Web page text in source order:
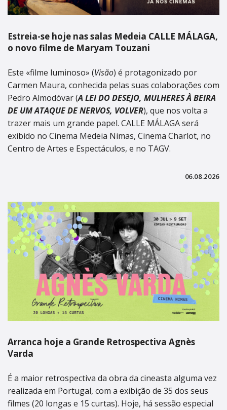
Estreia-se hoje nas salas Medeia CALLE MÁLAGA,
o novo filme de Maryam Touzani
Este «filme luminoso» (Visão) é protagonizado por
Carmen Maura, conhecida pelas suas colaborações com
Pedro Almodóvar (A LEI DO DESEJO, MULHERES À BEIRA
DE UM ATAQUE DE NERVOS, VOLVER), que nos volta a
trazer mais um grande papel. CALLE MÁLAGA será
exibido no Cinema Medeia Nimas, Cinema Charlot, no
Centro de Artes e Espectáculos, e no TAGV.
06.08.2026
Arranca hoje a Grande Retrospectiva Agnès
Varda
É a maior retrospectiva da obra da cineasta alguma vez
realizada em Portugal, com a exibição de 35 dos seus
filmes (20 longas e 15 curtas). Hoje, há sessão especial